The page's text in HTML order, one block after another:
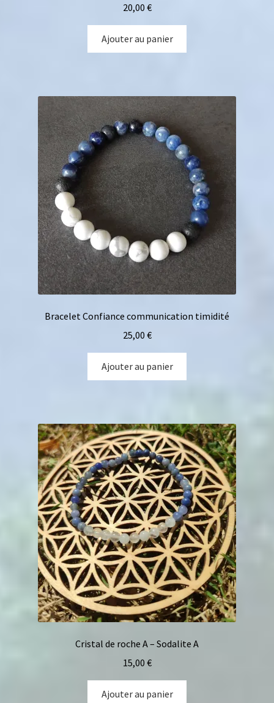
20,00 €
Ajouter au panier
Bracelet Confiance communication timidité
25,00 €
Ajouter au panier
Cristal de roche A – Sodalite A
15,00 €
Ajouter au panier